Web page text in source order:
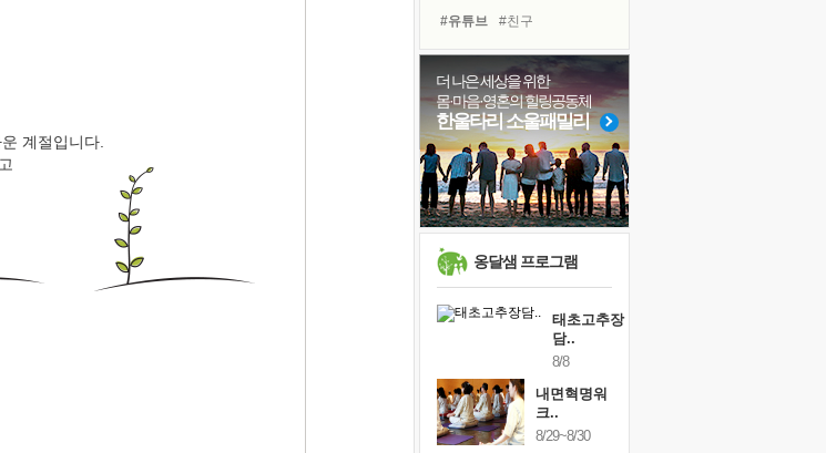
계절입니다.
꿈이 실제가 되는 것
'말 타는 법'을 먼저
졸업식 사진을 보며
아픈 아버지를 위한 공간 설계
극심한 변비, 어깨결림, 수면 장애
보고 싶은 어머니
유년 시절의 부산 영도 바다
못된 꼰대들
거울 속의 나
#유튜브
#친구
#삶
#힐링 #건강
#계획
#사람
#비전캠프
#위기
#리더
#독서
#명상
#선택
#아이들
#다짐
#희망
더 나은 세상을 위한
몸·마음·영혼의 힐링공동체
한울타리 소울패밀리
옹달샘 프로그램
태초고추장
담..
8/8
내면혁명워
크..
8/29~8/30